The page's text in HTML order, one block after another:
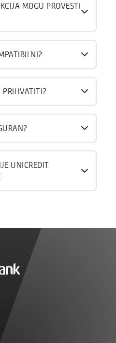
MOGU PROVESTI
PRIHVATITI?
UNICREDIT